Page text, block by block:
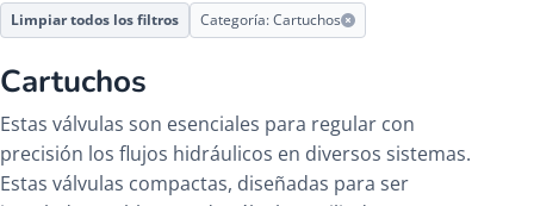
Limpiar todos los filtros Categoría: Cartuchos
Cartuchos
Estas válvulas son esenciales para regular con
precisión los flujos hidráulicos en diversos sistemas.
Estas válvulas compactas, diseñadas para ser